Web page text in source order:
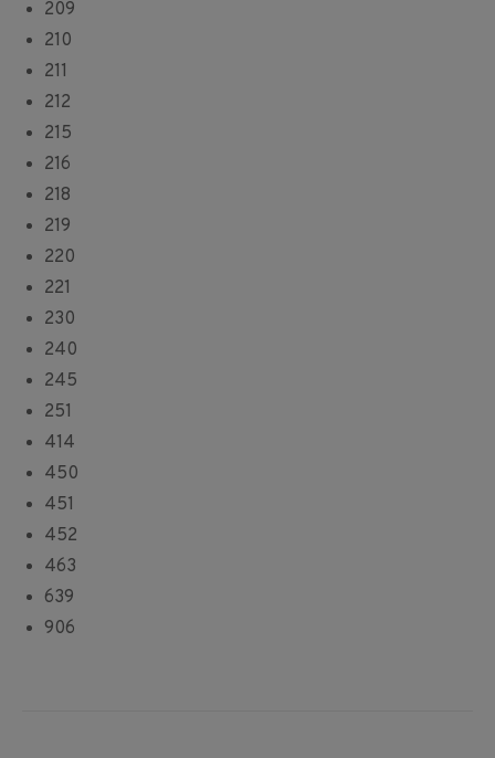
209
210
211
212
215
216
218
219
220
221
230
240
245
251
414
450
451
452
463
639
906